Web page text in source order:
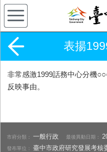
表揚
非常感激1999話務中心分機
反映事由。
市府分類：一般行政 最後異動日期：
發布單位：臺中市政府研究發展考核